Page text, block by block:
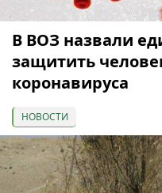
В ВОЗ назвали
защитить
коронавируса
НОВОСТИ